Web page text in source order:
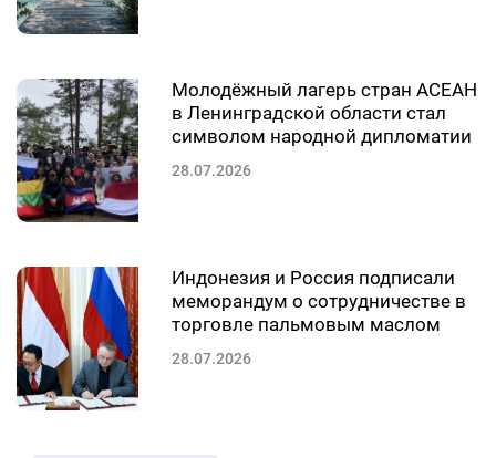
Молодёжный лагерь стран АСЕАН
в Ленинградской области стал
символом народной дипломатии
28.07.2026
Индонезия и Россия подписали
меморандум о сотрудничестве в
торговле пальмовым маслом
28.07.2026